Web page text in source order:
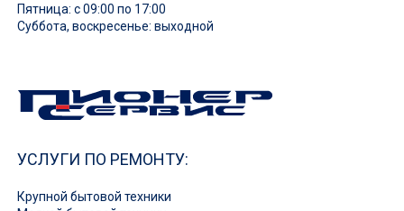
Пятница: с 09:00 по 17:00
Суббота, воскресенье: выходной
УСЛУГИ ПО РЕМОНТУ:
Крупной бытовой техники